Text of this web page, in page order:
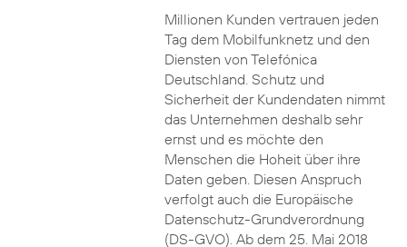
Millionen Kunden vertrauen jeden
Tag dem Mobilfunknetz und den
Diensten von Telefónica
Deutschland. Schutz und
Sicherheit der Kundendaten nimmt
das Unternehmen deshalb sehr
ernst und es möchte den
Menschen die Hoheit über ihre
Daten geben. Diesen Anspruch
verfolgt auch die Europäische
Datenschutz-Grundverordnung
(DS-GVO). Ab dem 25. Mai 2018